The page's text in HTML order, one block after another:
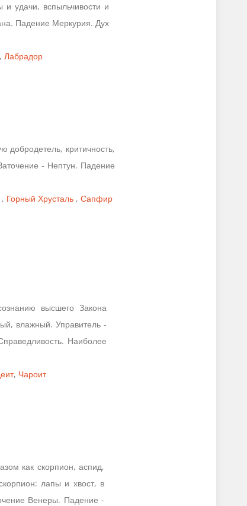
удачи, вспыльчивости и
Падение Меркурия. Дух
, Лабрадор
добродетель, критичность,
- Нептун. Падение
Горный Хрусталь,Сапфир
высшего Закона
влажный. Управитель -
Наиболее
, Чароит
как скорпион, аспид,
лапы и хвост, в
Венеры. Падение -